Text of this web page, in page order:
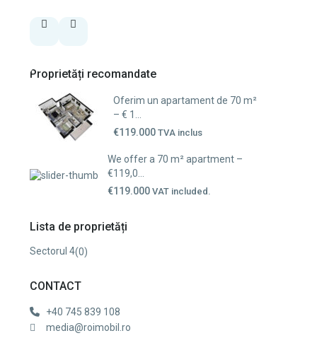
Proprietăți recomandate
Oferim un apartament de 70 m²
– € 1...
€119.000 TVA inclus
We offer a 70 m² apartment –
€119,0...
€119.000 VAT included.
Lista de proprietăți
Sectorul 4(0)
CONTACT
+40 745 839 108
media@roimobil.ro